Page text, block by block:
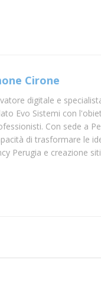
Cirone
digitale e
Evo Sistemi con
Con sede a
di trasformare le
Perugia e creazione